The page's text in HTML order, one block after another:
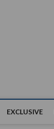
EXCLUSIVE